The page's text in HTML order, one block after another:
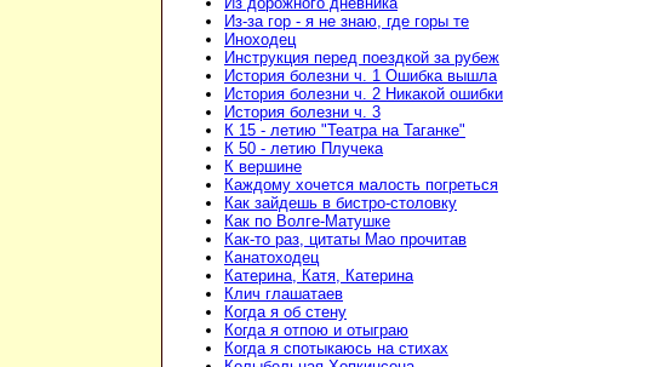
Из-за гор - я не знаю, где горы те
Иноходец
Инструкция перед поездкой за рубеж
История болезни ч. 1 Ошибка вышла
История болезни ч. 2 Никакой ошибки
История болезни ч. 3
К 15 - летию "Театра на Таганке"
К 50 - летию Плучека
К вершине
Каждому хочется малость погреться
Как зайдешь в бистро-столовку
Как по Волге-Матушке
Как-то раз, цитаты Мао прочитав
Канатоходец
Катерина, Катя, Катерина
Клич глашатаев
Когда я об стену
Когда я отпою и отыграю
Когда я спотыкаюсь на стихах